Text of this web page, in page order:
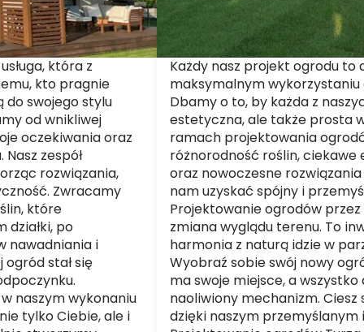
która z
kto pragnie
swojego stylu
od wnikliwej
oczekiwania oraz
zespół
rozwiązania,
Zwracamy
które
działki, po
nawadniania i
stał się
naszym wykonaniu
tylko Ciebie, ale i
Każdy nasz projekt ogrodu to
maksymalnym
Dbamy o to, by każda z
estetyczna, ale także prosta
ramach projektowania
różnorodność roślin,
oraz nowoczesne
nam uzyskać spójny i
Projektowanie ogrodów przez
zmiana wyglądu terenu. To
harmonia z naturą idzie w
Wyobraź sobie swój nowy
ma swoje miejsce, a
naoliwiony mechanizm.
dzięki naszym